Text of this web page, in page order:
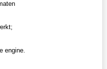
engine.